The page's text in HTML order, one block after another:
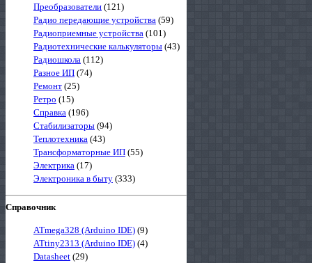
Преобразователи (121)
Радио передающие устройства (59)
Радиоприемные устройства (101)
Радиотехнические калькуляторы (43)
Радиошкола (112)
Разное ИП (74)
Ремонт (25)
Ретро (15)
Справка (196)
Стабилизаторы (94)
Теплотехника (43)
Трансформаторные ИП (55)
Электрика (17)
Электроника в быту (333)
Справочник
ATmega328 (Arduino IDE) (9)
ATtiny2313 (Arduino IDE) (4)
Datasheet (29)